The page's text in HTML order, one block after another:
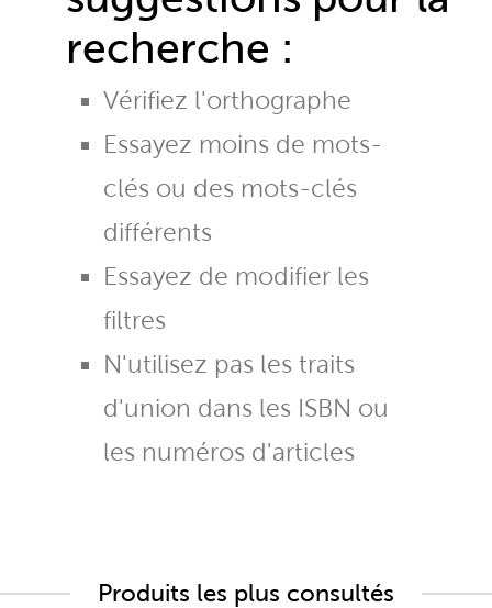
recherche :
Vérifiez l'orthographe
Essayez moins de mots-
clés ou des mots-clés
différents
Essayez de modifier les
filtres
N'utilisez pas les traits
d'union dans les ISBN ou
les numéros d'articles
Produits les plus consultés